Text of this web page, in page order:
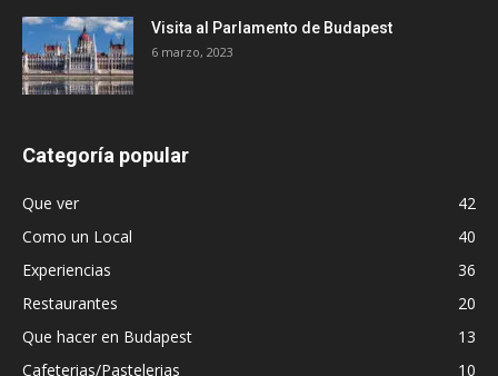
Visita al Parlamento de Budapest
6 marzo, 2023
Categoría popular
Que ver
42
Como un Local
40
Experiencias
36
Restaurantes
20
Que hacer en Budapest
13
Cafeterias/Pastelerias
10